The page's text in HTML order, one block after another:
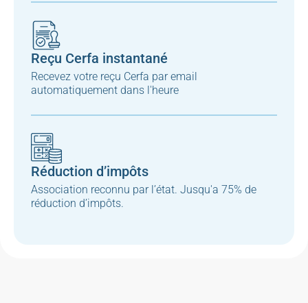
Reçu Cerfa instantané
Recevez votre reçu Cerfa par email
automatiquement dans l'heure
Réduction d’impôts
Association reconnu par l’état. Jusqu'a 75% de
réduction d’impôts.